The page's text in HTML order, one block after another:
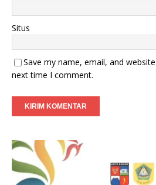
Situs
Save my name, email, and
next time I comment.